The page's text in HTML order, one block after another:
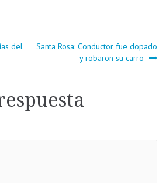
del
Santa Rosa: Conductor fue dopado
y robaron su carro